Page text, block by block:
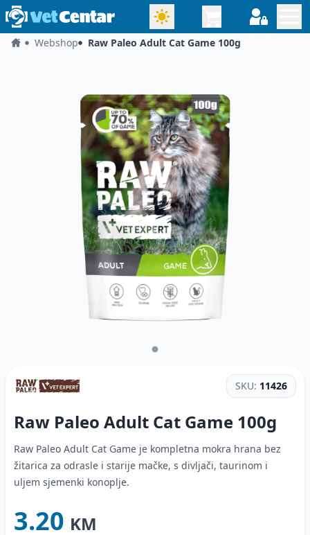
Webshop Raw Paleo Adult Cat Game 100g
SKU: 11426
Raw Paleo Adult Cat Game 100g
Raw Paleo Adult Cat Game je kompletna mokra hrana bez
žitarica za odrasle i starije mačke, s divljači, taurinom i
uljem sjemenki konoplje.
3.20 KM